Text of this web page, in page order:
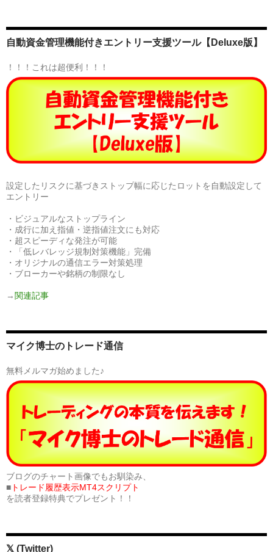
自動資金管理機能付きエントリー支援ツール【Deluxe版】
！！！これは超便利！！！
設定したリスクに基づきストップ幅に応じたロットを自動設定して
エントリー
・ビジュアルなストップライン
・成行に加え指値・逆指値注文にも対応
・超スピーディな発注が可能
・「低レバレッジ規制対策機能」完備
・オリジナルの通信エラー対策処理
・ブローカーや銘柄の制限なし
→ 関連記事
マイク博士のトレード通信
無料メルマガ始めました♪
ブログのチャート画像でもお馴染み、
■ トレード履歴表示MT4スクリプト
を読者登録特典でプレゼント！！
𝕏 (Twitter)